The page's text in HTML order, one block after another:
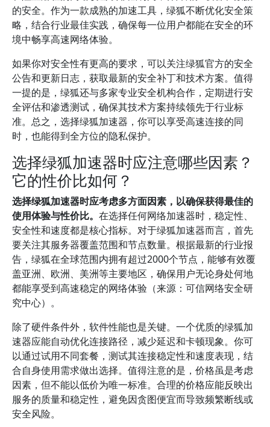
的安全。作为一款成熟的加速工具，绿狐不断优化安全策
略，结合行业最佳实践，确保每一位用户都能在安全的环
境中畅享高速网络体验。
如果你对安全性有更高的要求，可以关注绿狐官方的安全
公告和更新日志，获取最新的安全补丁和技术方案。值得
一提的是，绿狐还与多家专业安全机构合作，定期进行安
全评估和渗透测试，确保其技术方案持续领先于行业标
准。总之，选择绿狐加速器，你可以享受高速连接的同
时，也能得到全方位的隐私保护。
选择绿狐加速器时应注意哪些因素？
它的性价比如何？
选择绿狐加速器时应考虑多方面因素，以确保获得最佳的
使用体验与性价比。 在选择任何网络加速器时，稳定性、
安全性和速度都是核心指标。对于绿狐加速器而言，首先
要关注其服务器覆盖范围和节点数量。根据最新的行业报
告，绿狐在全球范围内拥有超过2000个节点，能够有效覆
盖亚洲、欧洲、美洲等主要地区，确保用户无论身处何地
都能享受到高速稳定的网络体验（来源：可信网络安全研
究中心）。
除了硬件条件外，软件性能也是关键。一个优质的绿狐加
速器应能自动优化连接路径，减少延迟和卡顿现象。你可
以通过试用不同套餐，测试其连接稳定性和速度表现，结
合自身使用需求做出选择。值得注意的是，价格虽是考虑
因素，但不能以低价为唯一标准。合理的价格应能反映出
服务的质量和稳定性，避免因贪图便宜而导致频繁断线或
安全风险。